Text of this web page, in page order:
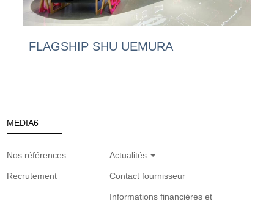
FLAGSHIP SHU UEMURA
MEDIA6
Nos références Actualités
Recrutement Contact fournisseur
Informations financières et